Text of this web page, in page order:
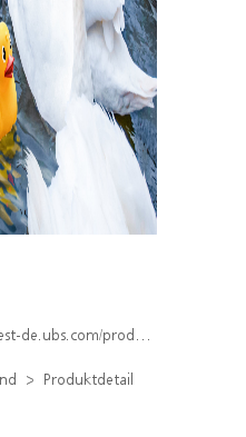
detail/index/isin/DE000WA50E98
Produktdetail